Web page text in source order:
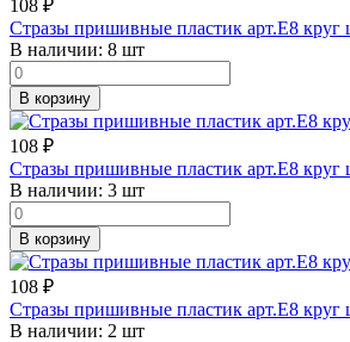
108 ₽
Стразы пришивные пластик арт.E8 круг
В наличии: 8 шт
В корзину
108 ₽
Стразы пришивные пластик арт.E8
В наличии: 3 шт
В корзину
108 ₽
Стразы пришивные пластик арт.E8 круг
В наличии: 2 шт